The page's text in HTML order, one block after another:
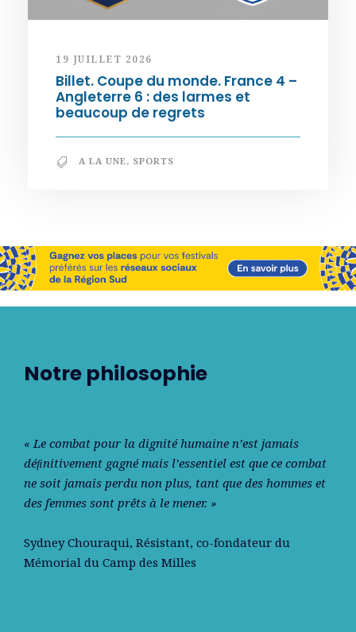
19 JUILLET 2026
Billet. Coupe du monde. France 4 –
Angleterre 6 : des larmes et
beaucoup de regrets
A LA UNE, SPORTS
Notre philosophie
« Le combat pour la dignité humaine n’est jamais
déﬁnitivement gagné mais l’essentiel est que ce combat
ne soit jamais perdu non plus, tant que des hommes et
des femmes sont prêts à le mener. »
Sydney Chouraqui, Résistant, co-fondateur du
Mémorial du Camp des Milles